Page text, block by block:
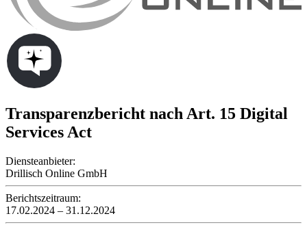
Transparenzbericht nach Art. 15 Digital
Services Act
Diensteanbieter:
Drillisch Online GmbH
Berichtszeitraum:
17.02.2024 – 31.12.2024